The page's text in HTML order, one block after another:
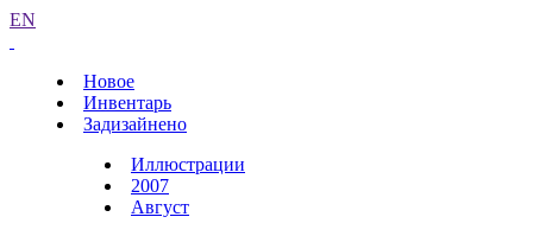
EN
Новое
Инвентарь
Задизайнено
Иллюстрации
2007
Август